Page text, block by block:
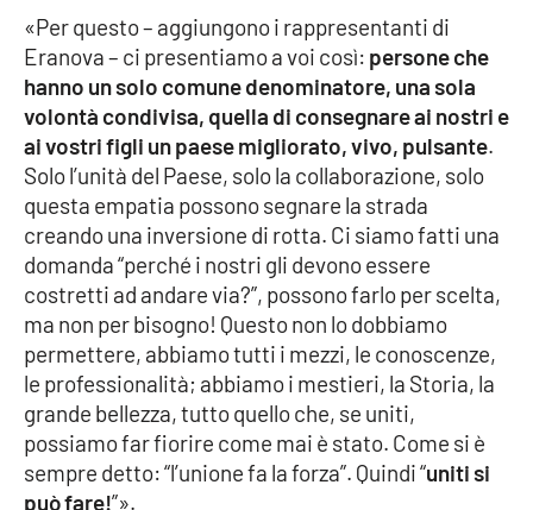
STREAMING
LaC TV
LaC Network
LaC OnAir
EDIZIONI
LOCALI
Catanzaro
Crotone
Vibo Valentia
«Per questo – aggiungono i rappresentanti di
Eranova – ci presentiamo a voi così: persone che
hanno un solo comune denominatore, una sola
volontà condivisa, quella di consegnare ai nostri e
ai vostri figli un paese migliorato, vivo, pulsante.
Solo l’unità del Paese, solo la collaborazione, solo
questa empatia possono segnare la strada
creando una inversione di rotta. Ci siamo fatti una
domanda “perché i nostri gli devono essere
costretti ad andare via?”, possono farlo per scelta,
ma non per bisogno! Questo non lo dobbiamo
permettere, abbiamo tutti i mezzi, le conoscenze,
le professionalità; abbiamo i mestieri, la Storia, la
grande bellezza, tutto quello che, se uniti,
possiamo far fiorire come mai è stato. Come si è
sempre detto: “l’unione fa la forza”. Quindi “uniti si
può fare!”».